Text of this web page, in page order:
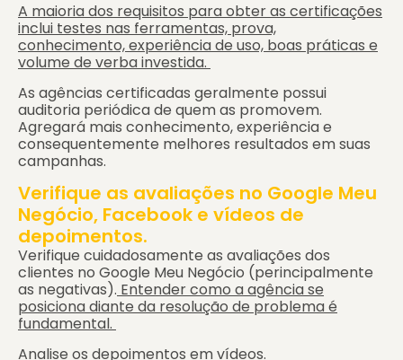
A maioria dos requisitos para obter as certificações
inclui testes nas ferramentas, prova,
conhecimento, experiência de uso, boas práticas e
volume de verba investida.
As agências certificadas geralmente possui
auditoria periódica de quem as promovem.
Agregará mais conhecimento, experiência e
consequentemente melhores resultados em suas
campanhas.
Verifique as avaliações no Google Meu
Negócio, Facebook e vídeos de
depoimentos.
Verifique cuidadosamente as avaliações dos
clientes no Google Meu Negócio (perincipalmente
as negativas). Entender como a agência se
posiciona diante da resolução de problema é
fundamental.
Analise os depoimentos em vídeos.